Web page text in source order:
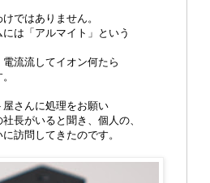
ではありません。
は「アルマイト」という
流流してイオン何たら
さんに処理をお願い
長がいると聞き、個人の、
訪問してきたのです。